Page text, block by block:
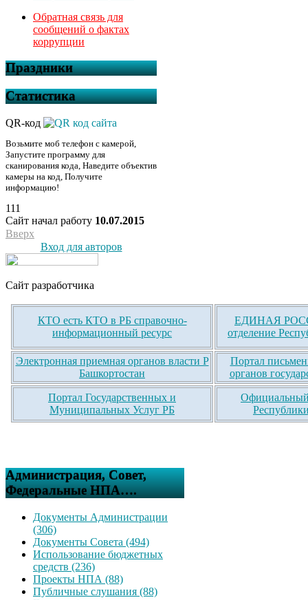
Обратная связь для
сообщений о фактах
коррупции
Праздники
Статистика
QR-код
Возьмите моб телефон с камерой,
Запустите программу для
сканирования кода, Наведите объектив
камеры на код, Получите
информацию!
111
Сайт начал работу 10.07.2015
Вверх
Вход для авторов
Сайт разработчика
КТО есть КТО в РБ справочно-
информационный ресурс
ЕДИНАЯ
отделение
Электронная приемная органов власти Р
Башкортостан
Портал
органов
Портал Государственных и
Муниципальных Услуг РБ
Официальный
Администрация, Совет,
Федеральные НПА….
Документы Администрации
(306)
Документы Совета (494)
Использование бюджетных
средств (236)
Проекты НПА (88)
Публичные слушания (88)